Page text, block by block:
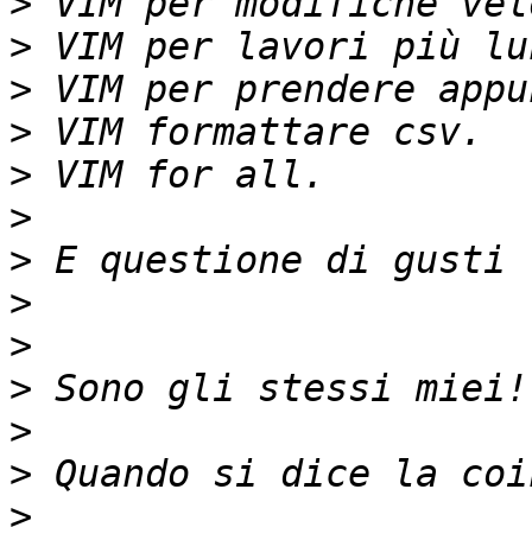
>
>
>
>
>
>
>
>
>
>
>
>